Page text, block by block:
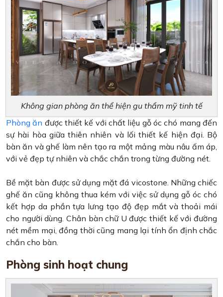
Không gian phòng ăn thể hiện gu thẩm mỹ tinh tế
Phòng ăn được thiết kế với chất liệu gỗ óc chó mang đến
sự hài hòa giữa thiên nhiên và lối thiết kế hiện đại. Bộ
bàn ăn và ghế làm nên tạo ra một mảng màu nâu ấm áp,
với vẻ đẹp tự nhiên và chắc chắn trong từng đường nét.
Bề mặt bàn được sử dụng mặt đá vicostone. Những chiếc
ghế ăn cũng không thua kém với việc sử dụng gỗ óc chó
kết hợp da phần tựa lưng tạo độ đẹp mắt và thoải mái
cho người dùng. Chân bàn chữ U được thiết kế với đường
nét mềm mại, đồng thời cũng mang lại tính ổn định chắc
chắn cho bàn.
Phòng sinh hoạt chung